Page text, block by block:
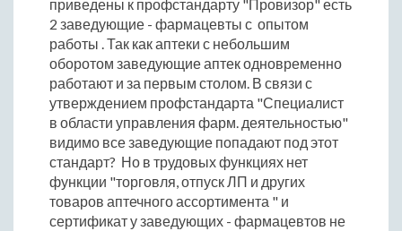
приведены к профстандарту "Провизор" есть
2 заведующие - фармацевты с опытом
работы . Так как аптеки с небольшим
оборотом заведующие аптек одновременно
работают и за первым столом. В связи с
утверждением профстандарта "Специалист
в области управления фарм. деятельностью"
видимо все заведующие попадают под этот
стандарт? Но в трудовых функциях нет
функции "торговля, отпуск ЛП и других
товаров аптечного ассортимента " и
сертификат у заведующих - фармацевтов не